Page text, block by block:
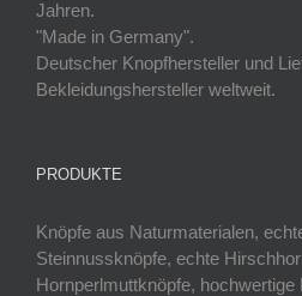
Jahren.
"Made in Germany".
Deutscher Knopfhersteller und
Bekleidungshersteller weltweit.
PRODUKTE
Knöpfe aus Naturmaterialen,
Steinnussknöpfe, echte
Hornperlmuttknöpfe, hochwertige